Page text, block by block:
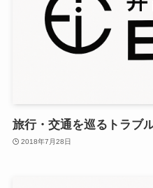
旅行・交通を巡るトラブ
2018年7月28日